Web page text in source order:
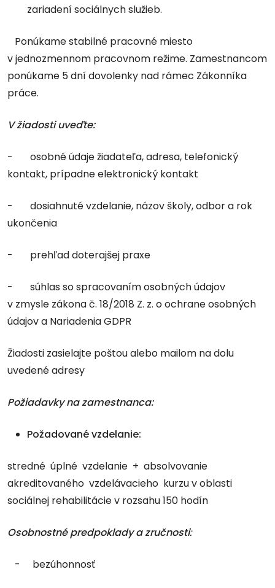
zariadení sociálnych služieb.
Ponúkame stabilné pracovné miesto
v jednozmennom pracovnom režime. Zamestnancom
ponúkame 5 dní dovolenky nad rámec Zákonníka
práce.
V žiadosti uveďte:
- osobné údaje žiadateľa, adresa, telefonický
kontakt, prípadne elektronický kontakt
- dosiahnuté vzdelanie, názov školy, odbor a rok
ukončenia
- prehľad doterajšej praxe
- súhlas so spracovaním osobných údajov
v zmysle zákona č. 18/2018 Z. z. o ochrane osobných
údajov a Nariadenia GDPR
Žiadosti zasielajte poštou alebo mailom na dolu
uvedené adresy
Požiadavky na zamestnanca:
Požadované vzdelanie:
stredné úplné vzdelanie + absolvovanie
akreditovaného vzdelávacieho kurzu v oblasti
sociálnej rehabilitácie v rozsahu 150 hodín
Osobnostné predpoklady a zručnosti:
- bezúhonnosť